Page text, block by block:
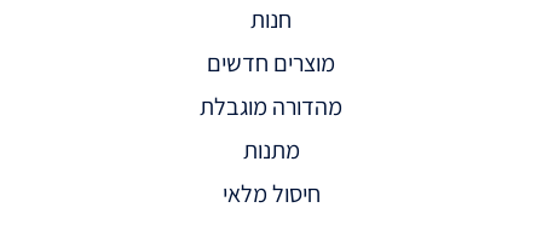
חנות
מוצרים חדשים
מהדורה מוגבלת
מתנות
חיסול מלאי